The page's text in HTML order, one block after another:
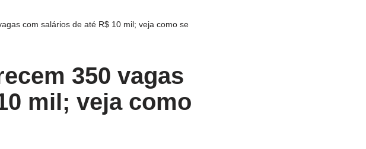
com salários de até R$ 10 mil; veja como se
350 vagas
mil; veja como